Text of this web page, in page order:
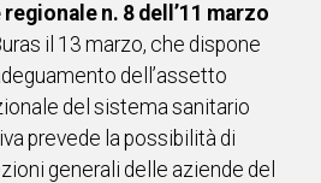
Vai
n. 8 dell’11 marzo
il 13 marzo, che dispone
dell’assetto
del sistema sanitario
prevede la possibilità di
generali delle aziende del